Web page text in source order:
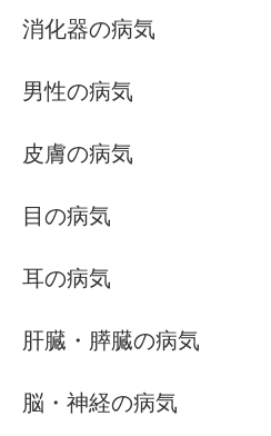
消化器の病気
男性の病気
皮膚の病気
目の病気
耳の病気
肝臓・膵臓の病気
脳・神経の病気